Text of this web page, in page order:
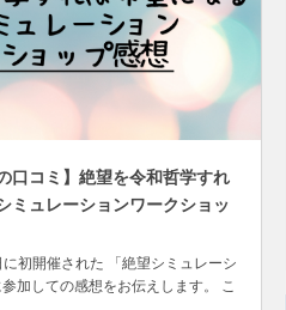
口コミ】絶望を令和哲学すれ
ミュレーションワークショッ
初開催された 「絶望シミュレーシ
加しての感想をお伝えします。 こ